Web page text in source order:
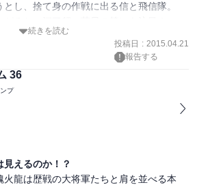
し、捨て身の作戦に出る信と飛信隊。
３日目の戦いでは、いよいよ魏火龍たちと
謄vs霊凰、それぞれの決着にも注目！！
は新たな波乱の兆しが・・・。
するも、やっぱり続きが早く読みたい見
続きを読む
投稿日 : 2015.04.21
報告する
36
プ
えるのか！？
龍は歴戦の大将軍たちと肩を並べる本